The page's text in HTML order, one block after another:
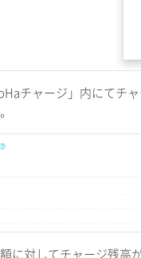
チャージ」内にてチ
に対してチャージ残高